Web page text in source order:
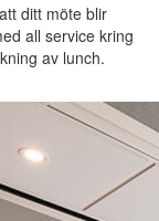
ditt möte blir
all service kring
av lunch.